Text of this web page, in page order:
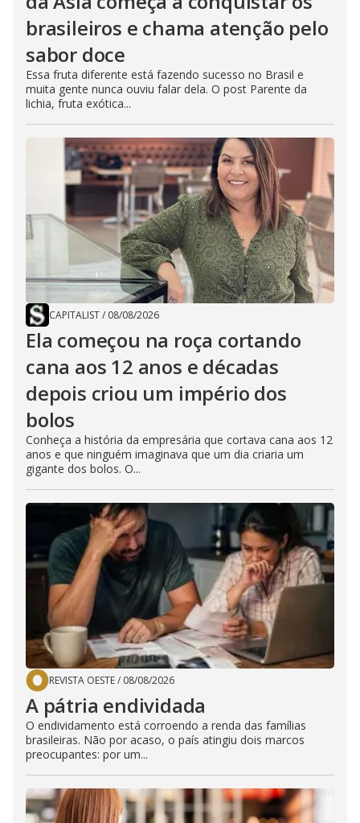
brasileiros e chama atenção pelo
sabor doce
Essa fruta diferente está fazendo sucesso no Brasil e
muita gente nunca ouviu falar dela. O post Parente da
lichia, fruta exótica...
CAPITALIST/ 08/08/2026
Ela começou na roça cortando
cana aos 12 anos e décadas
depois criou um império dos
bolos
Conheça a história da empresária que cortava cana aos 12
anos e que ninguém imaginava que um dia criaria um
gigante dos bolos. O...
REVISTA OESTE/ 08/08/2026
A pátria endividada
O endividamento está corroendo a renda das famílias
brasileiras. Não por acaso, o país atingiu dois marcos
preocupantes: por um...